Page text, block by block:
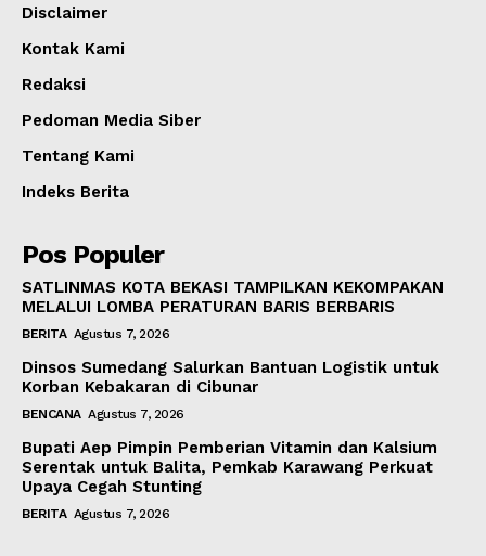
Disclaimer
Kontak Kami
Redaksi
Pedoman Media Siber
Tentang Kami
Indeks Berita
Pos Populer
SATLINMAS KOTA BEKASI TAMPILKAN KEKOMPAKAN
MELALUI LOMBA PERATURAN BARIS BERBARIS
BERITA Agustus 7, 2026
Dinsos Sumedang Salurkan Bantuan Logistik untuk
Korban Kebakaran di Cibunar
BENCANA Agustus 7, 2026
Bupati Aep Pimpin Pemberian Vitamin dan Kalsium
Serentak untuk Balita, Pemkab Karawang Perkuat
Upaya Cegah Stunting
BERITA Agustus 7, 2026